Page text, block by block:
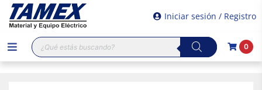
Iniciar sesión / Registro
Búsqueda
de
productos
0